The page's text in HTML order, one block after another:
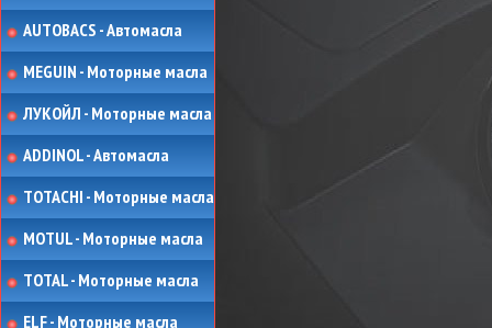
AUTOBACS - Автомасла
MEGUIN - Моторные масла
ЛУКОЙЛ - Моторные масла
ADDINOL - Автомасла
TOTACHI - Моторные масла
MOTUL - Моторные масла
TOTAL - Моторные масла
ELF - Моторные масла